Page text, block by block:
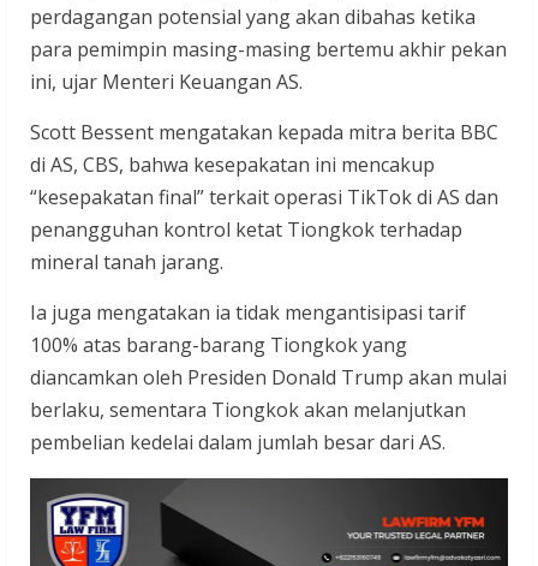
perdagangan potensial yang akan dibahas ketika
para pemimpin masing-masing bertemu akhir pekan
ini, ujar Menteri Keuangan AS.
Scott Bessent mengatakan kepada mitra berita BBC
di AS, CBS, bahwa kesepakatan ini mencakup
“kesepakatan final” terkait operasi TikTok di AS dan
penangguhan kontrol ketat Tiongkok terhadap
mineral tanah jarang.
Ia juga mengatakan ia tidak mengantisipasi tarif
100% atas barang-barang Tiongkok yang
diancamkan oleh Presiden Donald Trump akan mulai
berlaku, sementara Tiongkok akan melanjutkan
pembelian kedelai dalam jumlah besar dari AS.